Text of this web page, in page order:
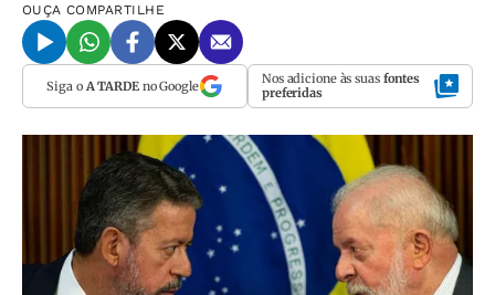
OUÇA COMPARTILHE
Siga o A TARDEno Google Nos adicione às suas fontes
preferidas